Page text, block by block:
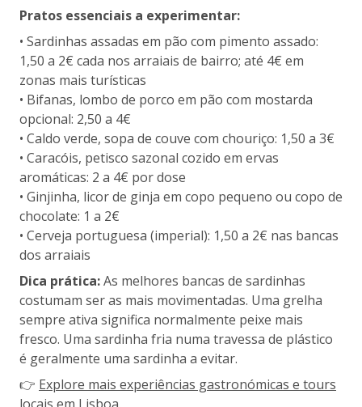
Pratos essenciais a experimentar:
• Sardinhas assadas em pão com pimento assado:
1,50 a 2€ cada nos arraiais de bairro; até 4€ em
zonas mais turísticas
• Bifanas, lombo de porco em pão com mostarda
opcional: 2,50 a 4€
• Caldo verde, sopa de couve com chouriço: 1,50 a 3€
• Caracóis, petisco sazonal cozido em ervas
aromáticas: 2 a 4€ por dose
• Ginjinha, licor de ginja em copo pequeno ou copo de
chocolate: 1 a 2€
• Cerveja portuguesa (imperial): 1,50 a 2€ nas bancas
dos arraiais
Dica prática:As melhores bancas de sardinhas
costumam ser as mais movimentadas. Uma grelha
sempre ativa significa normalmente peixe mais
fresco. Uma sardinha fria numa travessa de plástico
é geralmente uma sardinha a evitar.
👉 Explore mais experiências gastronómicas e tours